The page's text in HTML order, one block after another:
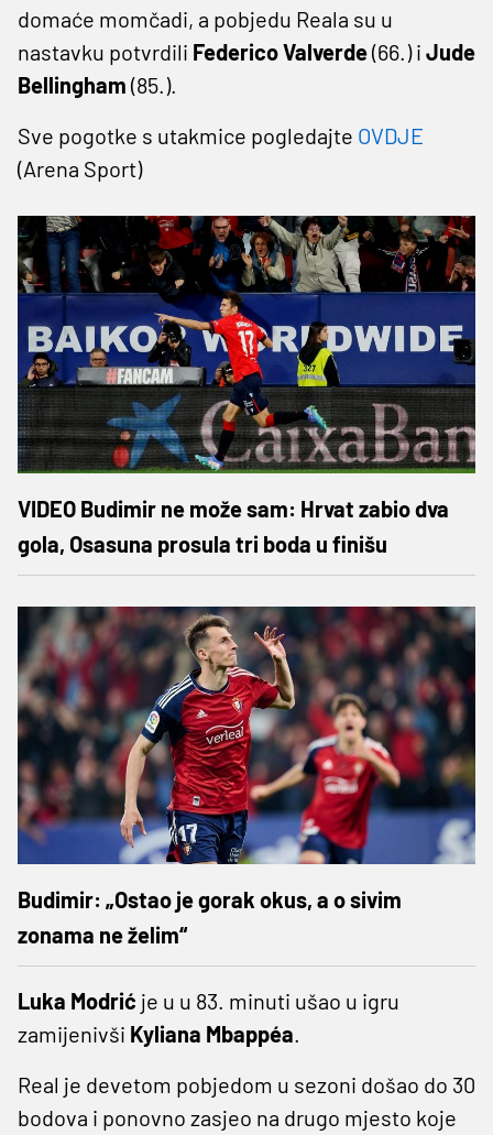
domaće momčadi, a pobjedu Reala su u
nastavku potvrdili Federico Valverde(66.) i Jude
Bellingham (85.).
Sve pogotke s utakmice pogledajte OVDJE
(Arena Sport)
VIDEO Budimir ne može sam: Hrvat zabio dva
gola, Osasuna prosula tri boda u finišu
Budimir: „Ostao je gorak okus, a o sivim
zonama ne želim“
Luka Modrić je u u 83. minuti ušao u igru
zamijenivši Kyliana Mbappéa.
Real je devetom pobjedom u sezoni došao do 30
bodova i ponovno zasjeo na drugo mjesto koje